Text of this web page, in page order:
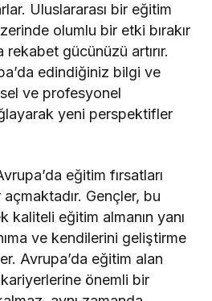
Uluslararası bir eğitim
olumlu bir etki bırakır
rekabet gücünüzü artırır.
edindiğiniz bilgi ve
ve profesyonel
yeni perspektifler
eğitim fırsatları
Gençler, bu
kaliteli eğitim almanın yanı
ve kendilerini geliştirme
Avrupa’da eğitim alan
önemli bir